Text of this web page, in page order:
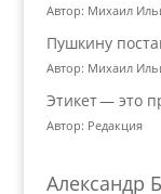
Автор: Михаил
Пушкину
Автор: Михаил
Этикет — это
Автор: Редакция
Александр